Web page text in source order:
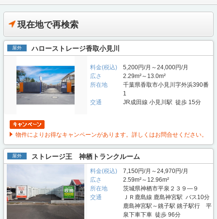
現在地で再検索
屋外 ハローストレージ香取小見川
料金(税込)
5,200円/月～24,000円/月
広さ
2.29m²～13.0m²
所在地
千葉県香取市小見川字外浜390番
1
交通
JR成田線 小見川駅 徒歩 15分
物件によりお得なキャンペーンがあります。詳しくはお問合せください。
屋外 ストレージ王 神栖トランクルーム
料金(税込)
7,150円/月～24,970円/月
広さ
2.59m²～12.96m²
所在地
茨城県神栖市平泉２３９—９
交通
ＪＲ鹿島線 鹿島神宮駅 バス10分
鹿島神宮駅～銚子駅 銚子駅行 平
泉下車下車 徒歩 96分